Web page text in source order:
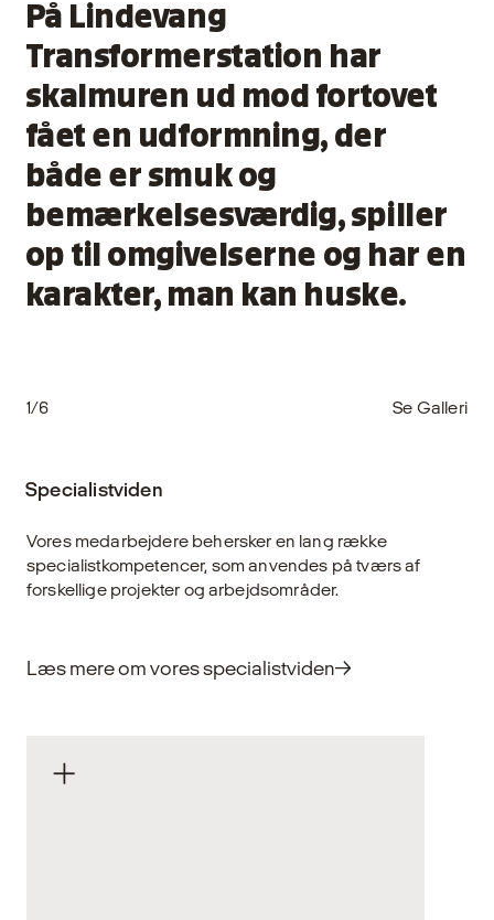
På Lindevang
Transformerstation har
skalmuren ud mod fortovet
fået en udformning, der
både er smuk og
bemærkelsesværdig, spiller
op til omgivelserne og har en
karakter, man kan huske.
1/6 Se Galleri
Specialistviden
Vores medarbejdere behersker en lang række
specialistkompetencer, som anvendes på tværs af
forskellige projekter og arbejdsområder.
Læs mere om vores specialistviden